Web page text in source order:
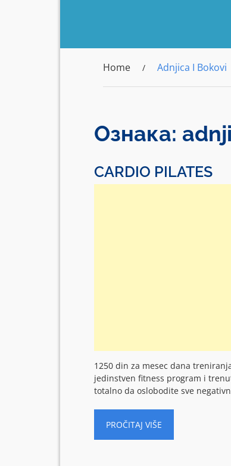
Home Adnjica I Bokovi
Ознака:
CARDIO PILATES
1250 din za mesec dana
jedinstven fitness program i
totalno da oslobodite sve
PROČITAJ VIŠE